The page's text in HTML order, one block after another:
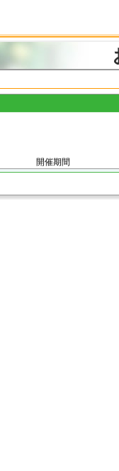
開催期間